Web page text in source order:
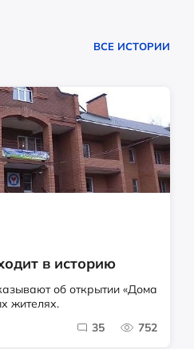
ВСЕ ИСТОРИИ
в историю
об открытии «Дома
жителях.
35 752